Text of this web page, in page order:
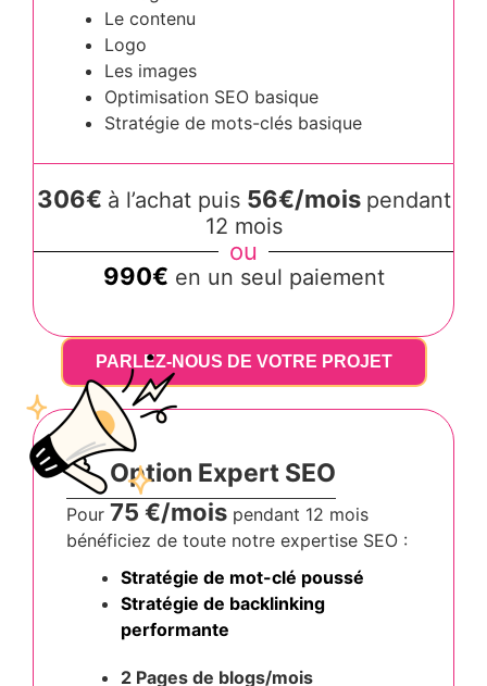
Le contenu
Logo
Les images
Optimisation SEO basique
Stratégie de mots-clés basique
306€ à l’achat puis 56€/mois pendant
12 mois
ou
990€ en un seul paiement
PARLEZ-NOUS DE VOTRE PROJET
Option Expert SEO
Pour 75 €/mois pendant 12 mois
bénéficiez de toute notre expertise SEO :
Stratégie de mot-clé poussé
Stratégie de backlinking
performante
2 Pages de blogs/mois